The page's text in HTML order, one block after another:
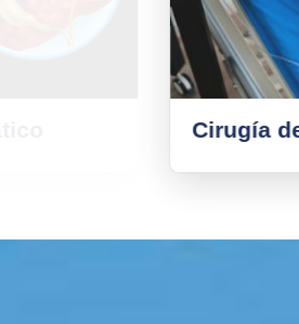
Cirugía de Hernia Hiatal